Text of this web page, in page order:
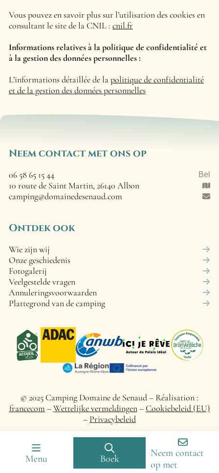
Vous pouvez en savoir plus sur l’utilisation des cookies en
consultant le site de la CNIL : cnil.fr
Informations relatives à la politique de confidentialité et
à la gestion des données personnelles :
L’informations détaillée de lapolitique de confidentialité
et de la gestion des données personnelles
Neem contact met ons op
06 58 65 15 44 Bel
10 route de Saint Martin, 26140 Albon
camping@domainedesenaud.com
Ontdek ook
Wie zijn wij
Onze geschiedenis
Fotogalerij
Veelgestelde vragen
Annuleringsvoorwaarden
Plattegrond van de camping
© 2025 Camping Domaine de Senaud – Réalisation :
francecom –Wettelijke vermeldingen– Cookiebeleid (EU)
– Privacybeleid
Menu Boek
Neem contact
op met